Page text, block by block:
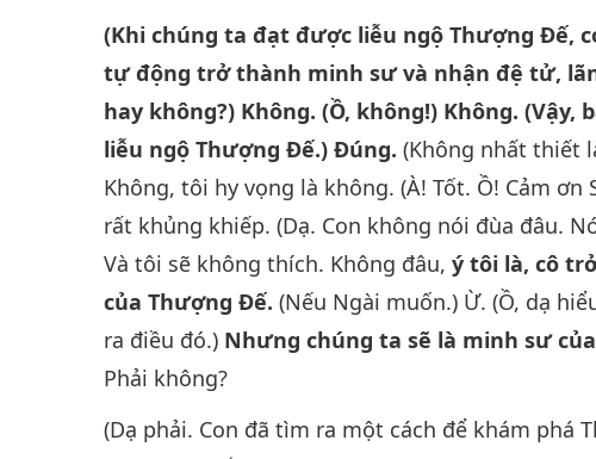
(Khi chúng ta đạt được liễu ngộ Thượng Đế,
tự động trở thành minh sư và nhận đệ tử,
hay không?) Không. (Ồ, không!) Không.
liễu ngộ Thượng Đế.) Đúng. (Không nhất thiết
Không, tôi hy vọng là không. (À! Tốt. Ồ! Cảm ơn
rất khủng khiếp. (Dạ. Con không nói đùa đâu.
Và tôi sẽ không thích. Không đâu,ý tôi là, cô
của Thượng Đế. (Nếu Ngài muốn.) Ừ. (Ồ, dạ
ra điều đó.) Nhưng chúng ta sẽ là minh sư
Phải không?
(Dạ phải. Con đã tìm ra một cách để khám phá